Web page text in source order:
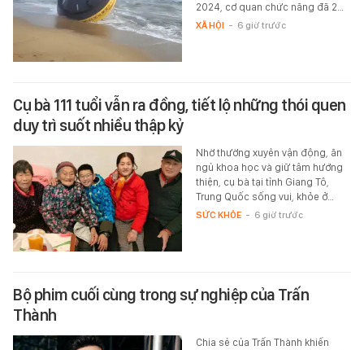
2024, cơ quan chức năng đã 2…
XÃ HỘI - 6 giờ trước
Cụ bà 111 tuổi vẫn ra đồng, tiết lộ những thói quen
duy trì suốt nhiều thập kỷ
Nhờ thường xuyên vận động, ăn
ngủ khoa học và giữ tâm hướng
thiện, cụ bà tại tỉnh Giang Tô,
Trung Quốc sống vui, khỏe ở…
SỨC KHỎE - 6 giờ trước
Bộ phim cuối cùng trong sự nghiệp của Trấn
Thành
Chia sẻ của Trấn Thành khiến